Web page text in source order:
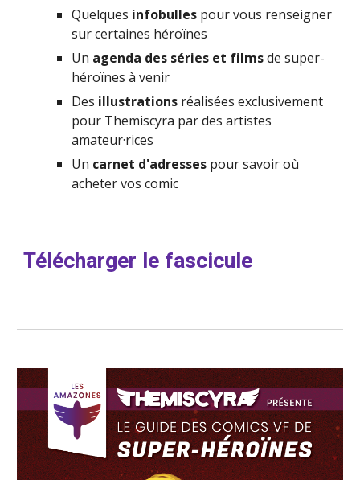
Quelques infobulles pour vous renseigner
sur certaines héroïnes
Un agenda des séries et films de super-
héroïnes à venir
Des illustrations réalisées exclusivement
pour Themiscyra par des artistes
amateur·rices
Un carnet d'adresses pour savoir où
acheter vos comic
Télécharger le fascicule